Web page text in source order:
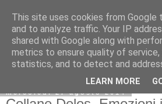
mercoledì 27 agosto 2014
This site uses cookies from Google
and to analyze traffic. Your IP
shared with Google along with
metrics to ensure quality of service,
statistics, and to detect and
LEARN MORE